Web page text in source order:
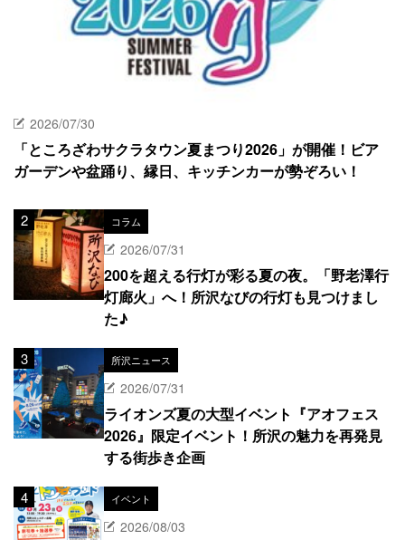
2026/07/30
「ところざわサクラタウン夏まつり2026」が開催！ビア
ガーデンや盆踊り、縁日、キッチンカーが勢ぞろい！
コラム
2026/07/31
200を超える行灯が彩る夏の夜。「野老澤行
灯廊火」へ！所沢なびの行灯も見つけまし
た♪
所沢ニュース
2026/07/31
ライオンズ夏の大型イベント『アオフェス
2026』限定イベント！所沢の魅力を再発見
する街歩き企画
イベント
2026/08/03